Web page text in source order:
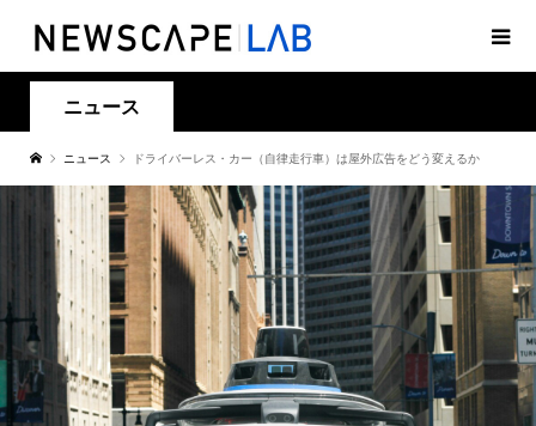
ニュース
ニュース ドライバーレス・カー（自律走行車）は屋外広告をどう変えるか